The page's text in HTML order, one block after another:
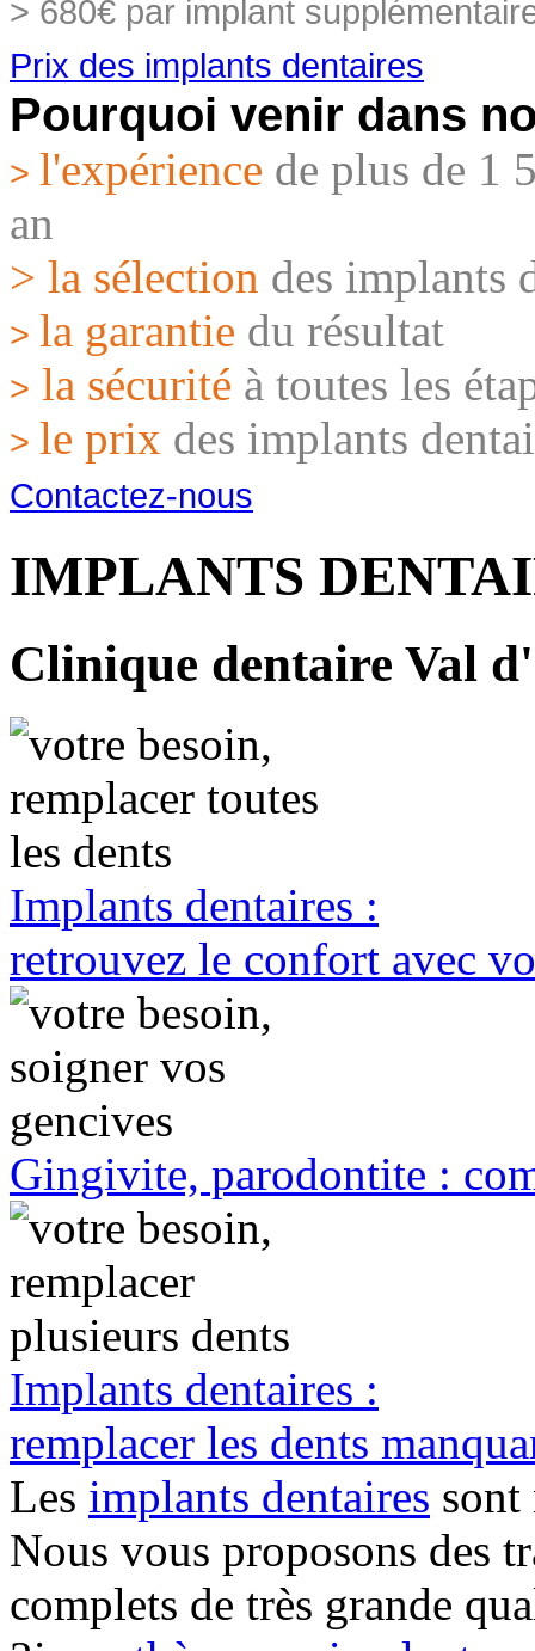
> 680€ par implant
Prix des implants dentaires
Pourquoi venir dans
> l'expérience de plus de 1
an
> la sélection des implants
> la garantie du résultat
> la sécurité à toutes les
> le prix des implants
Contactez-nous
IMPLANTS
Clinique dentaire Val
Implants dentaires :
retrouvez le confort avec
Gingivite, parodontite :
Implants dentaires :
remplacer les dents
Les implants dentaires sont
Nous vous proposons des
complets de très grande